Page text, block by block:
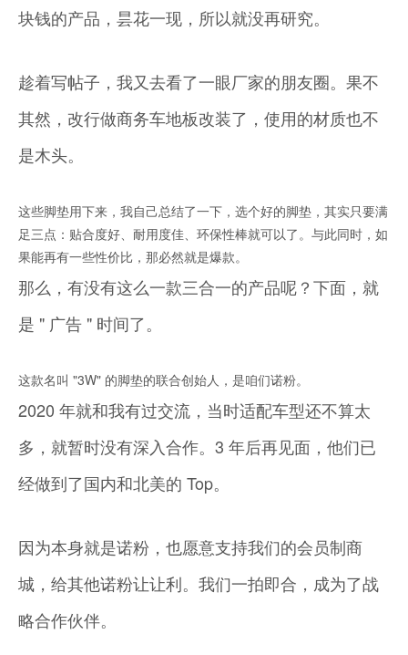
块钱的产品，昙花一现，所以就没再研究。
趁着写帖子，我又去看了一眼厂家的朋友圈。果不
其然，改行做商务车地板改装了，使用的材质也不
是木头。
这些脚垫用下来，我自己总结了一下，选个好的脚垫，其实只要满
足三点：贴合度好、耐用度佳、环保性棒就可以了。与此同时，如
果能再有一些性价比，那必然就是爆款。
那么，有没有这么一款三合一的产品呢？下面，就
是 " 广告 " 时间了。
这款名叫 "3W" 的脚垫的联合创始人，是咱们诺粉。
2020 年就和我有过交流，当时适配车型还不算太
多，就暂时没有深入合作。3 年后再见面，他们已
经做到了国内和北美的 Top。
因为本身就是诺粉，也愿意支持我们的会员制商
城，给其他诺粉让让利。我们一拍即合，成为了战
略合作伙伴。